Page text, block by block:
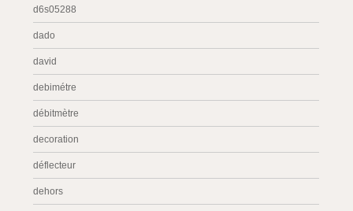
d6s05288
dado
david
debimétre
débitmètre
decoration
déflecteur
dehors